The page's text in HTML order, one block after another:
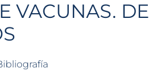
VACUNAS. DE